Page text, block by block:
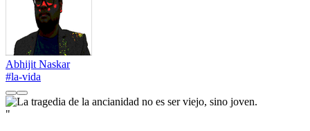
Abhijit Naskar
#la-vida
"